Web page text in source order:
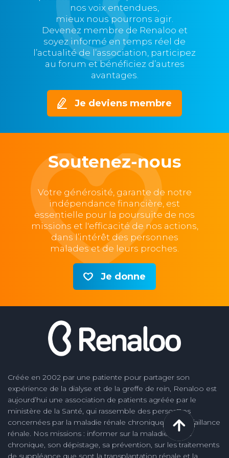
nos voix entendues,
mieux nous pourrons agir.
Devenez membre de Renaloo et
soyez informé en temps réel de
l’actualité de l’association, participez
au forum et bénéficiez d’autres
avantages.
Je deviens membre
Soutenez-nous
Votre générosité, garante de notre
indépendance financière, est
essentielle pour la poursuite de nos
missions et l'efficacité de nos actions,
dans l’intérêt des personnes
malades et de leurs proches.
Je donne
Créée en 2002 par une patiente pour partager son
expérience de la dialyse et de la greffe de rein, Renaloo est
aujourd’hui une association de patients agréée par le
ministère de la Santé, qui rassemble des personnes
concernées par la maladie rénale chronique et la défaillance
rénale. Nos missions : informer sur la maladie rénale
chronique, son dépistage, sa prévention, sur les traitements
de suppléance que sont la transplantation rénale et la